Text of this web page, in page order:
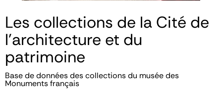
Les collections de la Cité de
l'architecture et du
patrimoine
Base de données des collections du musée des
Monuments français